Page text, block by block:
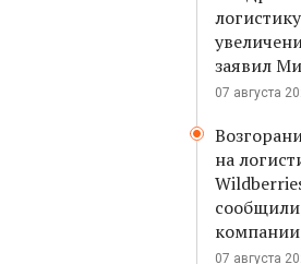
заявил
07 августа
на
компании
07 августа